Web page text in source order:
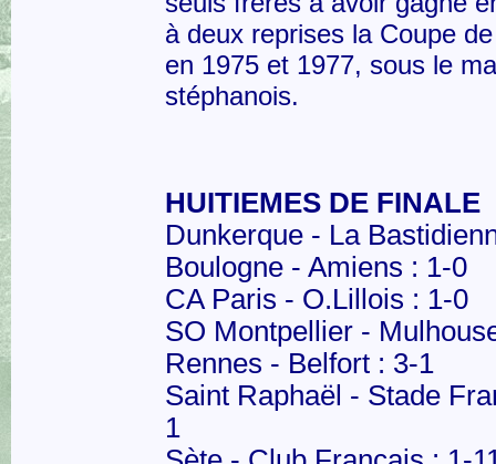
à deux reprises la Coupe
en 1975 et 1977, sous le
stéphanois.
HUITIEMES DE FINALE
Dunkerque - La
Boulogne - Amiens : 1-0
CA Paris - O.Lillois : 1-0
SO Montpellier -
Rennes - Belfort : 3-1
Saint Raphaël - Stade
1